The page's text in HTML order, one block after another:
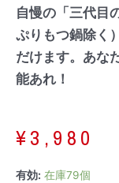
自慢の「三代目
ぷりもつ鍋除く
だけます。あな
能あれ！
¥3,980
有効: 在庫79個
三